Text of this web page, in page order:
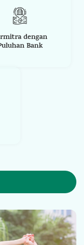
dengan
Bank